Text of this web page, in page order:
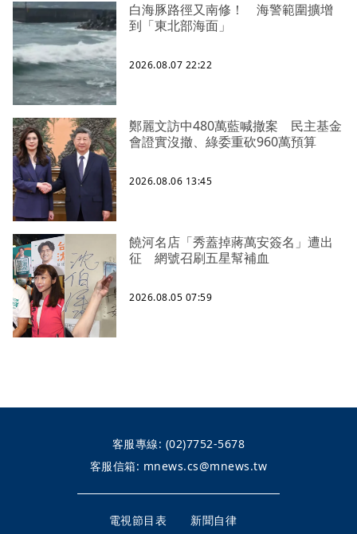
白海豚路徑又南修！ 海警範圍擴增
到「東北部海面」
2026.08.07 22:22
鄭麗文訪中480萬藍喊撤案 民主基金
會證實沒撤、綠委重砍960萬預算
2026.08.06 13:45
饒河名店「秀蓋掉蔣萬安簽名」遭出
征 網號召刷五星幫補血
2026.08.05 07:59
客服專線: (02)7752-5678
客服信箱: mnews.cs@mnews.tw
電視節目表 新聞自律